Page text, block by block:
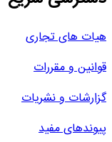
هیات های تجاری
قوانین و مقررات
گزارشات و نشریات
پیوندهای مفید